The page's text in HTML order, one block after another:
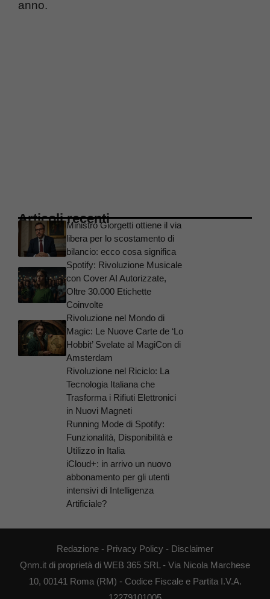
anno.
Articoli recentiMinistro Giorgetti ottiene il via
libera per lo scostamento di
bilancio: ecco cosa significa
Spotify: Rivoluzione Musicale
con Cover AI Autorizzate,
Oltre 30.000 Etichette
Coinvolte
Rivoluzione nel Mondo di
Magic: Le Nuove Carte de ‘Lo
Hobbit’ Svelate al MagiCon di
Amsterdam
Rivoluzione nel Riciclo: La
Tecnologia Italiana che
Trasforma i Rifiuti Elettronici
in Nuovi Magneti
Running Mode di Spotify:
Funzionalità, Disponibilità e
Utilizzo in Italia
iCloud+: in arrivo un nuovo
abbonamento per gli utenti
intensivi di Intelligenza
Artificiale?
Redazione - Privacy Policy - Disclaimer
Qnm.it di proprietà di WEB 365 SRL - Via Nicola Marchese
10, 00141 Roma (RM) - Codice Fiscale e Partita I.V.A.